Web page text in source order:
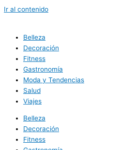
Ir al contenido
Belleza
Decoración
Fitness
Gastronomía
Moda y Tendencias
Salud
Viajes
Belleza
Decoración
Fitness